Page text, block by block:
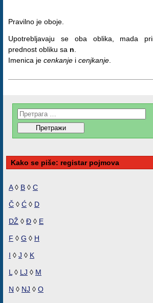
Pravilno je oboje.
Upotrebljavaju se oba oblika, mada
prednost obliku sa n
Imenica je cenkanje i cenjkanje
Kako se piše: registar pojmova
A◊ B ◊ C
Č ◊ Ć ◊ D
DŽ ◊ Đ ◊ E
F ◊ G ◊ H
I ◊ J ◊ K
L ◊ LJ ◊ M
N ◊ NJ ◊ O